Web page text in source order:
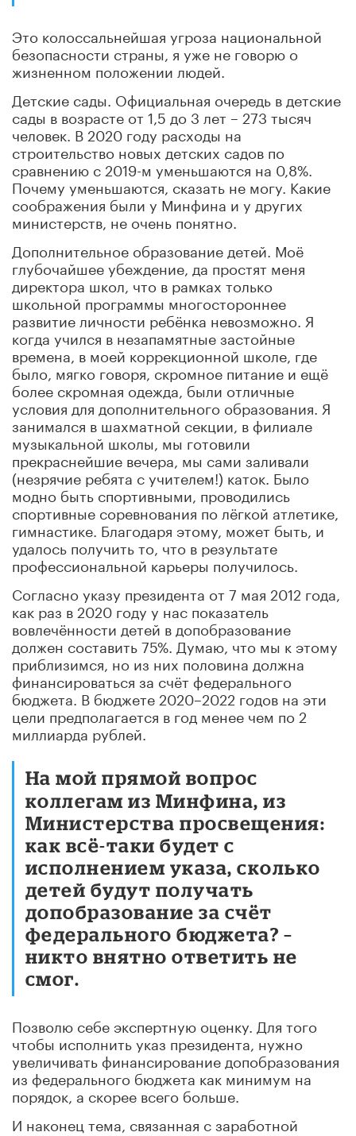
Это колоссальнейшая угроза национальной
безопасности страны, я уже не говорю о
жизненном положении людей.
Детские сады. Официальная очередь в детские
сады в возрасте от 1,5 до 3 лет – 273 тысяч
человек. В 2020 году расходы на
строительство новых детских садов по
сравнению с 2019-м уменьшаются на 0,8%.
Почему уменьшаются, сказать не могу. Какие
соображения были у Минфина и у других
министерств, не очень понятно.
Дополнительное образование детей. Моё
глубочайшее убеждение, да простят меня
директора школ, что в рамках только
школьной программы многостороннее
развитие личности ребёнка невозможно. Я
когда учился в незапамятные застойные
времена, в моей коррекционной школе, где
было, мягко говоря, скромное питание и ещё
более скромная одежда, были отличные
условия для дополнительного образования. Я
занимался в шахматной секции, в филиале
музыкальной школы, мы готовили
прекраснейшие вечера, мы сами заливали
(незрячие ребята с учителем!) каток. Было
модно быть спортивными, проводились
спортивные соревнования по лёгкой атлетике,
гимнастике. Благодаря этому, может быть, и
удалось получить то, что в результате
профессиональной карьеры получилось.
Согласно указу президента от 7 мая 2012 года,
как раз в 2020 году у нас показатель
вовлечённости детей в допобразование
должен составить 75%. Думаю, что мы к этому
приблизимся, но из них половина должна
финансироваться за счёт федерального
бюджета. В бюджете 2020–2022 годов на эти
цели предполагается в год менее чем по 2
миллиарда рублей.
На мой прямой вопрос
коллегам из Минфина, из
Министерства просвещения:
как всё-таки будет с
исполнением указа, сколько
детей будут получать
допобразование за счёт
федерального бюджета? –
никто внятно ответить не
смог.
Позволю себе экспертную оценку. Для того
чтобы исполнить указ президента, нужно
увеличивать финансирование допобразования
из федерального бюджета как минимум на
порядок, а скорее всего больше.
И наконец тема, связанная с заработной